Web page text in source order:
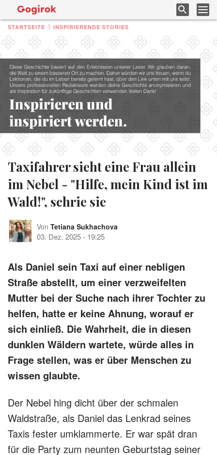
STARTSEITE INSPIRIERENDE STORIES
Taxifahrer sieht eine Frau allein
im Nebel - "Hilfe, mein Kind ist im
Wald!", schrie sie
Von Tetiana Sukhachova
03. Dez. 2025- 19:25
Als Daniel sein Taxi auf einer nebligen
Straße abstellt, um einer verzweifelten
Mutter bei der Suche nach ihrer Tochter zu
helfen, hatte er keine Ahnung, worauf er
sich einließ. Die Wahrheit, die in diesen
dunklen Wäldern wartete, würde alles in
Frage stellen, was er über Menschen zu
wissen glaubte.
Der Nebel hing dicht über der schmalen
Waldstraße, als Daniel das Lenkrad seines
Taxis fester umklammerte. Er war spät dran
für die Party zum neunten Geburtstag seiner